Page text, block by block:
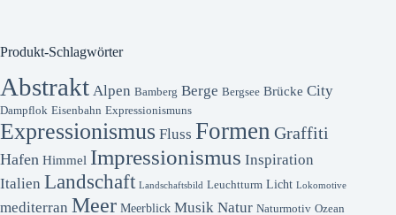
Produkt-Schlagwörter
Abstrakt Alpen Bamberg Berge Bergsee Brücke City
Dampflok Eisenbahn Expressionismuns
Expressionismus Fluss Formen Graffiti
Hafen Himmel Impressionismus Inspiration
Italien Landschaft Landschaftsbild Leuchtturm Licht Lokomotive
mediterran Meer Meerblick Musik Natur Naturmotiv Ozean